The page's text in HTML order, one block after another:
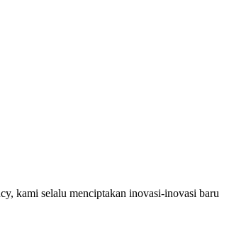
kami selalu menciptakan inovasi-inovasi baru